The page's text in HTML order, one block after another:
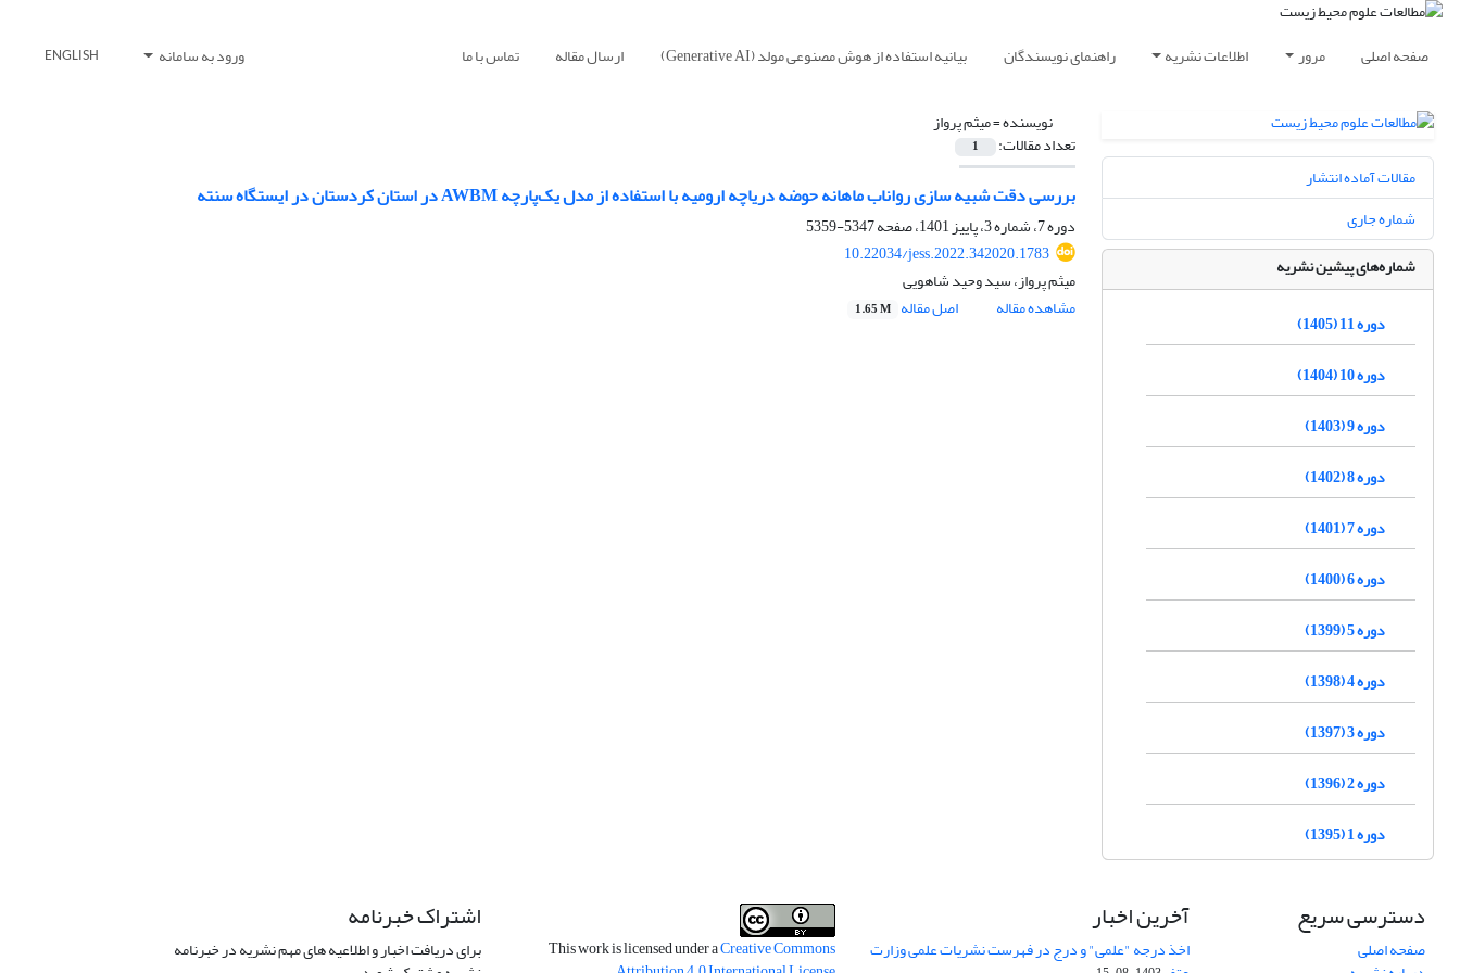
صفحه اصلی مرور اطلاعات نشریه راهنمای نویسندگان بیانیه استفاده از هوش مصنوعی مولد (Generative AI) ارسال مقاله تماس با ما ورود به سامانه ENGLISH
نویسنده =میثم پرواز
تعداد مقالات: 1
بررسی دﻗﺖ شبیه سازی رواناب ماهانه حوضه دریاچه ارومیه با استفاده از ﻣﺪل ﯾﮏﭘﺎرﭼﻪ AWBM در اﺳﺘﺎن ﮐﺮدﺳﺘﺎن در ایستگاه سنته
دوره 7، شماره 3، پاییز 1401، صفحه
5347-5359
10.22034/jess.2022.342020.1783
میثم پرواز، سید وحید شاهویی
مشاهده مقاله
اصل مقاله 1.65 M
مقالات آماده انتشار
شماره جاری
شماره‌های پیشین نشریه
دوره 11 (1405)
دوره 10 (1404)
دوره 9 (1403)
دوره 8 (1402)
دوره 7 (1401)
دوره 6 (1400)
دوره 5 (1399)
دوره 4 (1398)
دوره 3 (1397)
دوره 2 (1396)
دوره 1 (1395)
دسترسی سریع
صفحه اصلی
آخرین اخبار
اخذ درجه "علمی" و درج در فهرست نشریات علمی وزارت This work is licensed under aCreative Commons
اشتراک خبرنامه
برای دریافت اخبار و اطلاعیه های مهم نشریه در خبرنامه